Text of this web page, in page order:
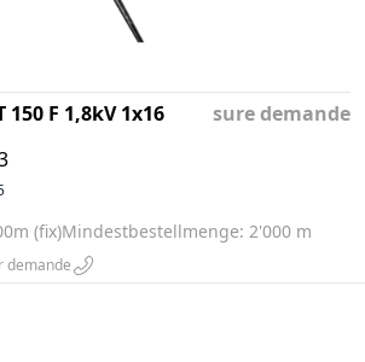
150 F 1,8kV 1x16
sure demande
(fix)Mindestbestellmenge: 2'000 m
demande